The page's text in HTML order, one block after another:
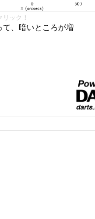
ック！
、暗いところが増